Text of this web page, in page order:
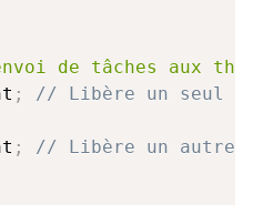
de tâches aux
;
// Libère un seul
;
// Libère un autre